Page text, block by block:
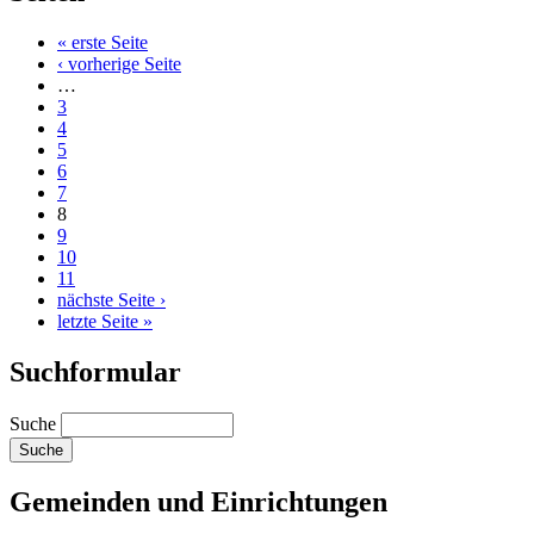
« erste Seite
‹ vorherige Seite
…
3
4
5
6
7
8
9
10
11
nächste Seite ›
letzte Seite »
Suchformular
Suche
Gemeinden und Einrichtungen